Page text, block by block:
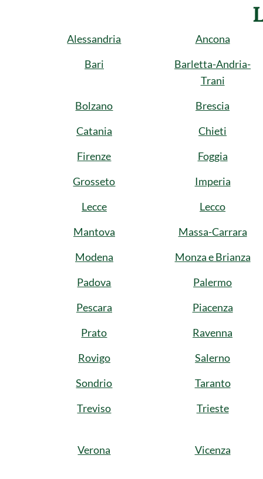
Alessandria
Ancona
Bari
Barletta-Andria-
Trani
Bolzano
Brescia
Catania
Chieti
Firenze
Foggia
Grosseto
Imperia
Lecce
Lecco
Mantova
Massa-Carrara
Modena
Monza e Brianza
Padova
Palermo
Pescara
Piacenza
Prato
Ravenna
Rovigo
Salerno
Sondrio
Taranto
Treviso
Trieste
Verona Vicenza